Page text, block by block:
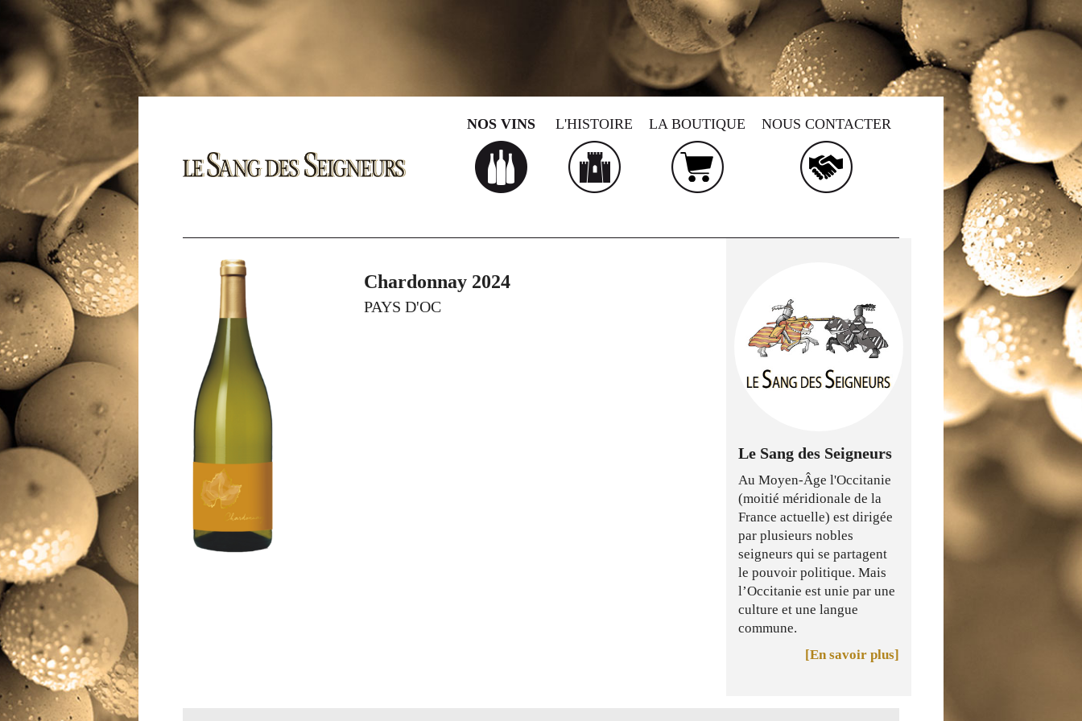
NOS VINS L'HISTOIRE LA BOUTIQUE NOUS CONTACTER
Chardonnay 2024
PAYS D'OC
Le Sang des Seigneurs
Au Moyen-Âge l'Occitanie
(moitié méridionale de la
France actuelle) est dirigée
par plusieurs nobles
seigneurs qui se partagent
le pouvoir politique. Mais
l’Occitanie est unie par une
culture et une langue
commune.
[En savoir plus]